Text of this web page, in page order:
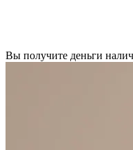
Вы получите деньги